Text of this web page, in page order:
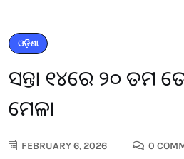
ଓଡ଼ିଶା
ଆସନ୍ତା ୧୪ରେ ୨୦ ତମ
ମେଳା
FEBRUARY 6, 2026
0